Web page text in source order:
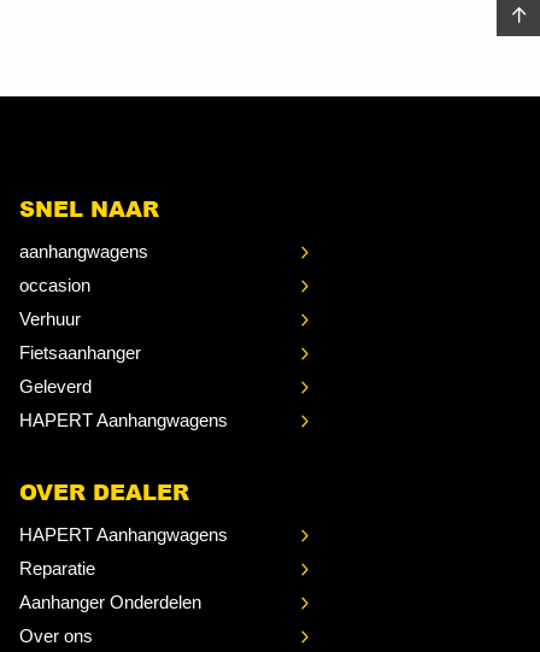
SNEL NAAR
aanhangwagens
occasion
Verhuur
Fietsaanhanger
Geleverd
HAPERT Aanhangwagens
OVER DEALER
HAPERT Aanhangwagens
Reparatie
Aanhanger Onderdelen
Over ons